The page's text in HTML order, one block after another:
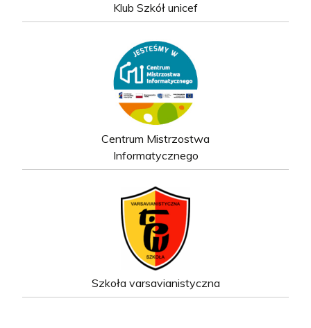
Klub Szkół unicef
Centrum Mistrzostwa
Informatycznego
Szkoła varsavianistyczna